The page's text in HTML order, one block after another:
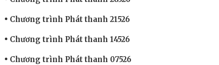
Chương trình Phát thanh 21526
Chương trình Phát thanh 14526
Chương trình Phát thanh 07526